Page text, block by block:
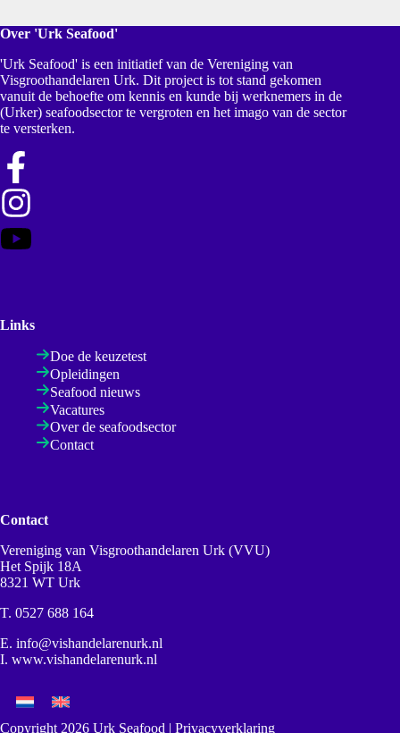
Over 'Urk Seafood'
'Urk Seafood' is een initiatief van de Vereniging van
Visgroothandelaren Urk. Dit project is tot stand gekomen
vanuit de behoefte om kennis en kunde bij werknemers in de
(Urker) seafoodsector te vergroten en het imago van de sector
te versterken.
Links
Doe de keuzetest
Opleidingen
Seafood nieuws
Vacatures
Over de seafoodsector
Contact
Contact
Vereniging van Visgroothandelaren Urk (VVU)
Het Spijk 18A
8321 WT Urk
T. 0527 688 164
E. info@vishandelarenurk.nl
I. www.vishandelarenurk.nl
Copyright 2026 Urk Seafood | Privacyverklaring